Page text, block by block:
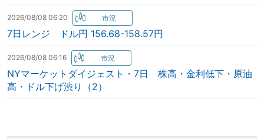
2026/08/08 06:20
7日レンジ ドル円 156.68-158.57円
2026/08/08 06:16
NYマーケットダイジェスト・7日 株高・金利低下・原油
高・ドル下げ渋り（2）